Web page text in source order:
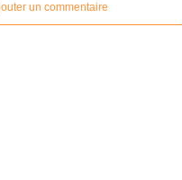
un commentaire